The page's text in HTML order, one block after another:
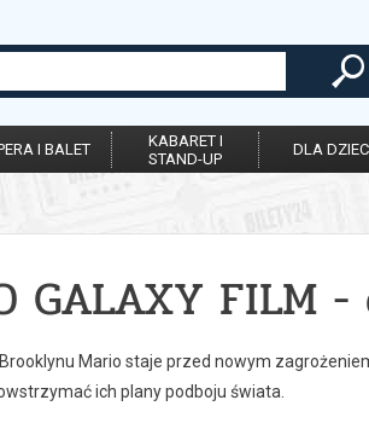
I BALET
KABARET I
STAND-UP
DLA
GALAXY FILM
Mario staje przed nowym
ich plany podboju świata.